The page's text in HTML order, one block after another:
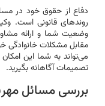
دفاع از حقوق خود در
روندهای قانونی است.
وضعیت شما و ارائه
مقابل مشکلات
می‌تواند به شما این
تصمیمات آگاهانه بگیرید.
بررسی مسائل